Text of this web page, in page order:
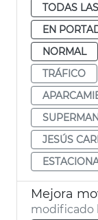
TODAS
EN
NORMAL
TRÁFICO
JESÚS
modificado